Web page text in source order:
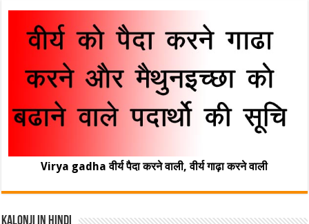
Virya gadha वीर्य पैदा करने वाली, वीर्य गाढ़ा करने वाली